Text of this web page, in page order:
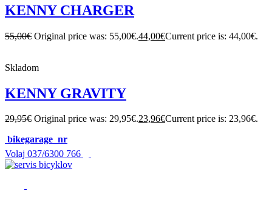
KENNY CHARGER
55,00€ Original price was: 55,00€.44,00€Current price is: 44,00€.
Skladom
KENNY GRAVITY
29,95€ Original price was: 29,95€.23,96€Current price is: 23,96€.
bikegarage_nr
Volaj 037/6300 766